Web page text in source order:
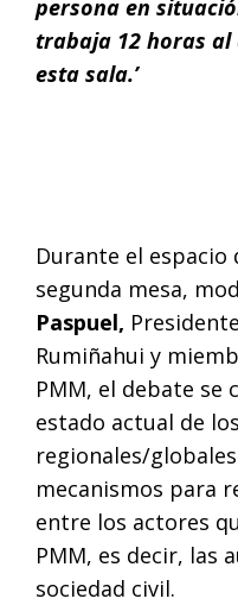
persona en
trabaja 12 horas al
esta sala.’
Durante el espacio
segunda mesa,
Paspuel,
Rumiñahui y
PMM, el debate se
estado actual de
regionales/
mecanismos para
entre los actores
PMM, es decir, las
sociedad civil.